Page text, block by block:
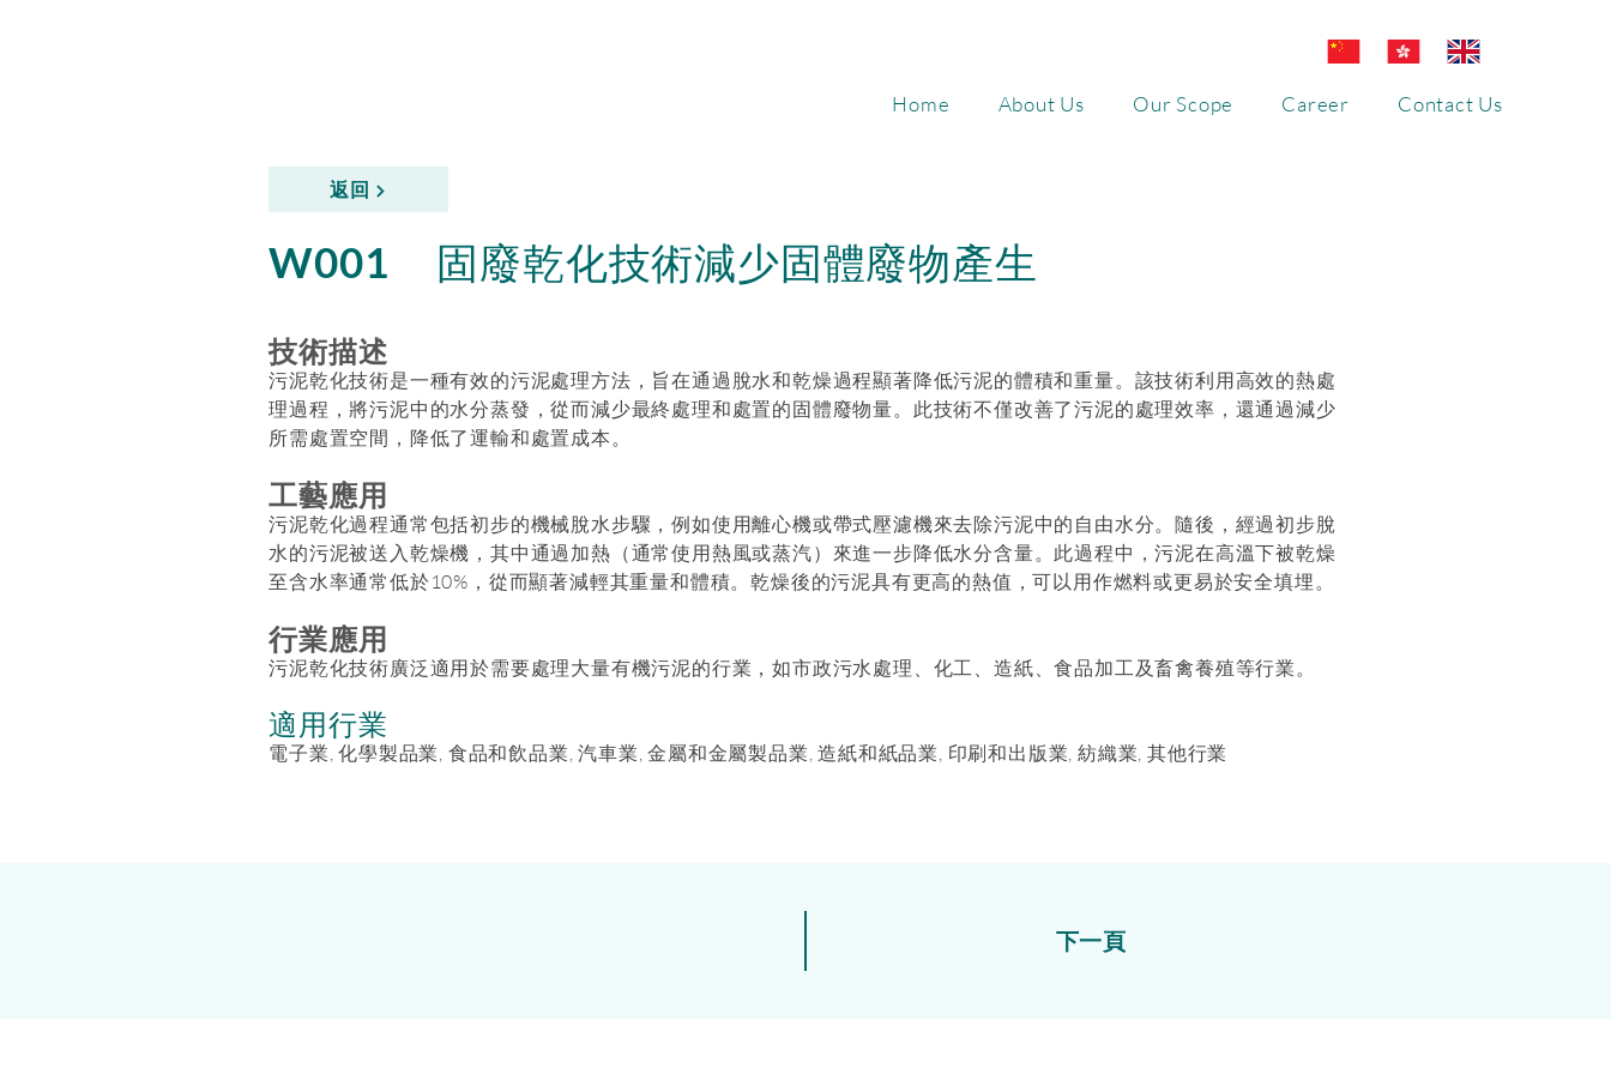
Home About Us Our Scope Career Contact Us
返回
W001 固廢乾化技術減少固體廢物產生
技術描述
污泥乾化技術是一種有效的污泥處理方法，旨在通過脫水和乾燥過程顯著降低污泥的體積和重量。該技術利用高效的熱處
理過程，將污泥中的水分蒸發，從而減少最終處理和處置的固體廢物量。此技術不僅改善了污泥的處理效率，還通過減少
所需處置空間，降低了運輸和處置成本。
工藝應用
污泥乾化過程通常包括初步的機械脫水步驟，例如使用離心機或帶式壓濾機來去除污泥中的自由水分。隨後，經過初步脫
水的污泥被送入乾燥機，其中通過加熱（通常使用熱風或蒸汽）來進一步降低水分含量。此過程中，污泥在高溫下被乾燥
至含水率通常低於10%，從而顯著減輕其重量和體積。乾燥後的污泥具有更高的熱值，可以用作燃料或更易於安全填埋。
行業應用
污泥乾化技術廣泛適用於需要處理大量有機污泥的行業，如市政污水處理、化工、造紙、食品加工及畜禽養殖等行業。
適用行業
電子業, 化學製品業, 食品和飲品業, 汽車業, 金屬和金屬製品業, 造紙和紙品業, 印刷和出版業, 紡織業, 其他行業
下一頁